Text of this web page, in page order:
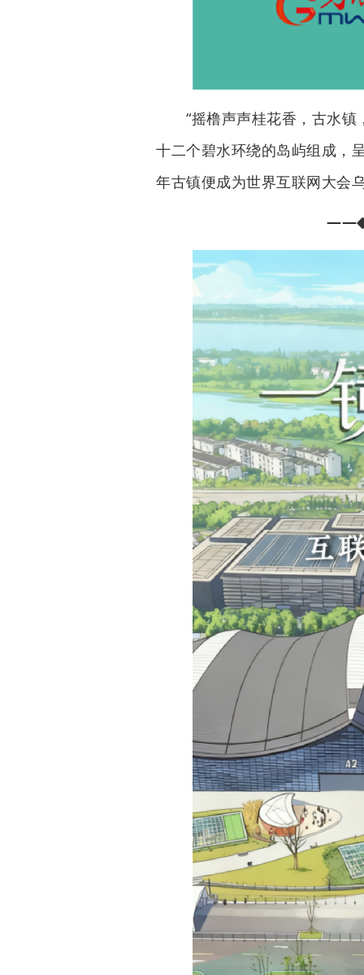
“摇橹声声桂花香，古水镇
十二个碧水环绕的岛屿组成，
年古镇便成为世界互联网大会